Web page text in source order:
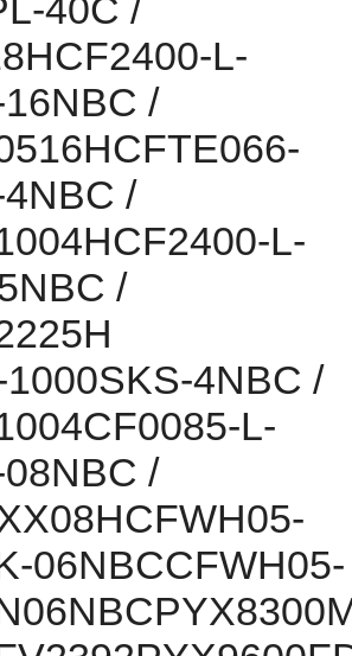
40C /
L-
/
/
L-
/
4NBC /
L-
/
06NBCCFWH05-